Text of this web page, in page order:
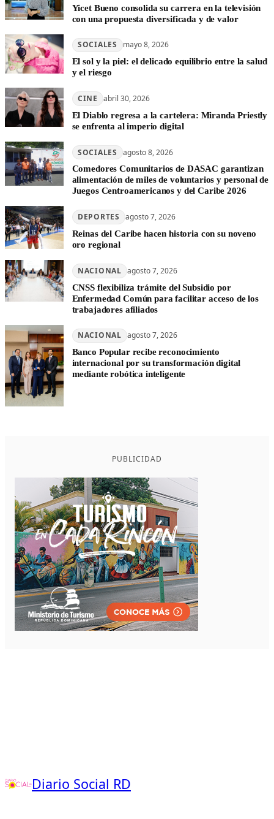
Yicet Bueno consolida su carrera en la televisión
con una propuesta diversificada y de valor
SOCIALES mayo 8, 2026
El sol y la piel: el delicado equilibrio entre la salud
y el riesgo
CINE abril 30, 2026
El Diablo regresa a la cartelera: Miranda Priestly
se enfrenta al imperio digital
SOCIALES agosto 8, 2026
Comedores Comunitarios de DASAC garantizan
alimentación de miles de voluntarios y personal de
Juegos Centroamericanos y del Caribe 2026
DEPORTES agosto 7, 2026
Reinas del Caribe hacen historia con su noveno
oro regional
NACIONAL agosto 7, 2026
CNSS flexibiliza trámite del Subsidio por
Enfermedad Común para facilitar acceso de los
trabajadores afiliados
NACIONAL agosto 7, 2026
Banco Popular recibe reconocimiento
internacional por su transformación digital
mediante robótica inteligente
PUBLICIDAD
Diario Social RD